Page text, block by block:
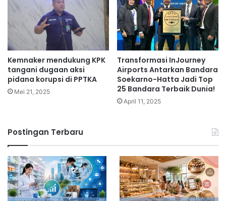
Kemnaker mendukung KPK
tangani dugaan aksi
pidana korupsi di PPTKA
Mei 21, 2025
Transformasi InJourney
Airports Antarkan Bandara
Soekarno-Hatta Jadi Top
25 Bandara Terbaik Dunia!
April 11, 2025
Postingan Terbaru